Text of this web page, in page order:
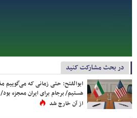
در بحث مشارکت کنید
ابوالفتح: حتی زمانی که می‌گوییم
هستیم/ برجام برای ایران معجزه
از آن خارج شد